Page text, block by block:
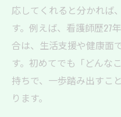
応してくれると分かれば
す。例えば、看護師歴27
合は、生活支援や健康面
す。初めてでも「どんな
持ちで、一歩踏み出すこ
ります。